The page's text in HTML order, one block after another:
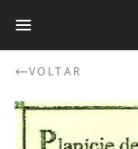
VOLTAR